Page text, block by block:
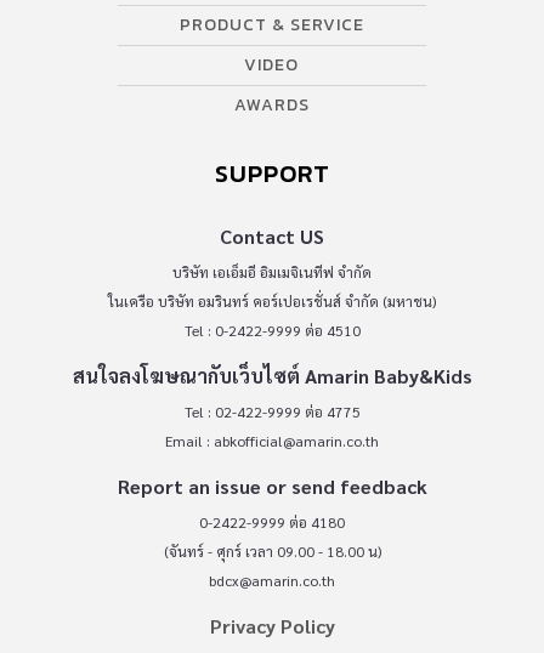
PRODUCT & SERVICE
VIDEO
AWARDS
SUPPORT
Contact US
บริษัท เอเอ็มอี อิมเมจิเนทีฟ จำกัด
ในเครือ บริษัท อมรินทร์ คอร์เปอเรชั่นส์ จำกัด (มหาชน)
Tel : 0-2422-9999 ต่อ 4510
สนใจลงโฆษณากับเว็บไซต์ Amarin Baby&Kids
Tel : 02-422-9999 ต่อ 4775
Email : abkofficial@amarin.co.th
Report an issue or send feedback
0-2422-9999 ต่อ 4180
(จันทร์ - ศุกร์ เวลา 09.00 - 18.00 น)
bdcx@amarin.co.th
Privacy Policy